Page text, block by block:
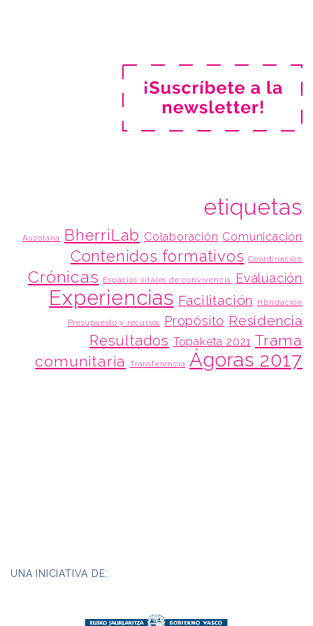
etiquetas
Auzolana BherriLab Colaboración Comunicación
Contenidos formativos Coordinación
Crónicas Espacios vitales de convivencia Evaluación
Experiencias Facilitación Hbridación
Presupuesto y recursos Propósito Residencia
Resultados Topaketa 2021 Trama
comunitaria
Transferencia Ágoras 2017
UNA INICIATIVA DE: